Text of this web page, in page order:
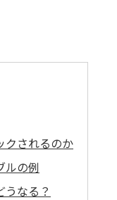
クされるのか
ルの例
なる？